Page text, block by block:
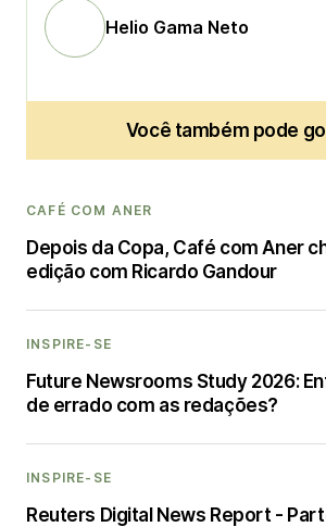
Helio Gama Neto
Você também pode
CAFÉ COM ANER
Depois da Copa, Café com Aner
edição com Ricardo Gandour
INSPIRE-SE
Future Newsrooms Study 2026:
de errado com as redações?
INSPIRE-SE
Reuters Digital News Report -